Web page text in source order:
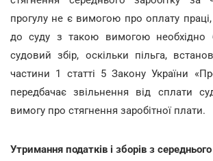
прогулу не є вимогою про оплату
до суду з такою вимогою необхідно
судовий збір, оскільки пільга,
частини 1 статті 5 Закону України
передбачає звільнення від сплати
вимогу про стягнення заробітної плати.
Утримання податків і зборів з